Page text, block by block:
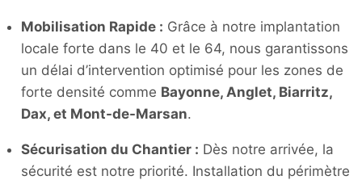
Mobilisation Rapide : Grâce à notre implantation
locale forte dans le 40 et le 64, nous garantissons
un délai d’intervention optimisé pour les zones de
forte densité comme Bayonne, Anglet, Biarritz,
Dax, et Mont-de-Marsan.
Sécurisation du Chantier : Dès notre arrivée, la
sécurité est notre priorité. Installation du périmètre